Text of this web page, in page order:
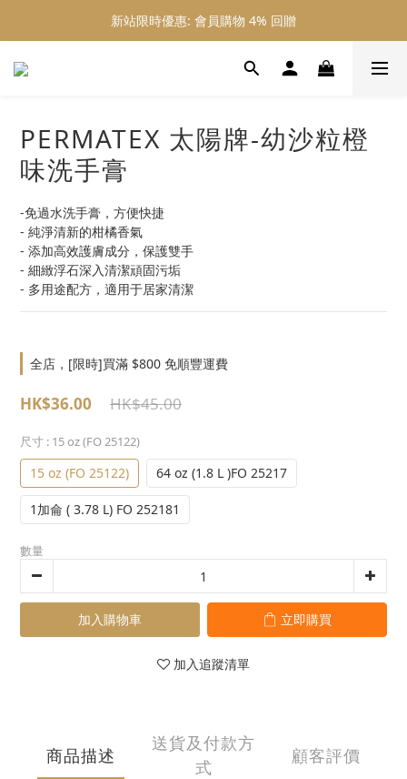
新站限時優惠: 會員購物 4% 回贈
新站限時優惠: 會員購物 4% 回贈
新站限時優惠: 滿 $800 順豐免運費
PERMATEX 太陽牌-幼沙粒橙
味洗手膏
-免過水洗手膏，方便快捷
- 純淨清新的柑橘香氣
- 添加高效護膚成分，保護雙手
- 細緻浮石深入清潔頑固污垢
- 多用途配方，適用于居家清潔
全店，[限時]買滿 $800 免順豐運費
HK$45.00
HK$36.00
尺寸 : 15 oz (FO 25122)
15 oz (FO 25122) 64 oz (1.8 L )FO 25217
1加侖 ( 3.78 L) FO 252181
數量
加入購物車 立即購買
加入追蹤清單
商品描述
送貨及付款方
式
顧客評價